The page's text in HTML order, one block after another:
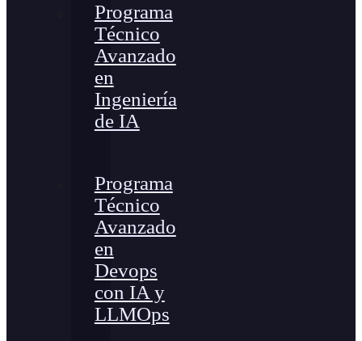
Programa
Técnico
Avanzado
en
Ingeniería
de IA
Programa
Técnico
Avanzado
en
Devops
con IA y
LLMOps